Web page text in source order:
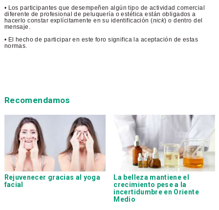
• Los participantes que desempeñen algún tipo de actividad comercial
diferente de profesional de peluquería o estética están obligados a
hacerlo constar explícitamente en su identificación (nick) o dentro del
mensaje.
• El hecho de participar en este foro significa la aceptación de estas
normas.
Recomendamos
Rejuvenecer gracias al yoga
facial
La belleza mantiene el
crecimiento pese a la
incertidumbre en Oriente
Medio